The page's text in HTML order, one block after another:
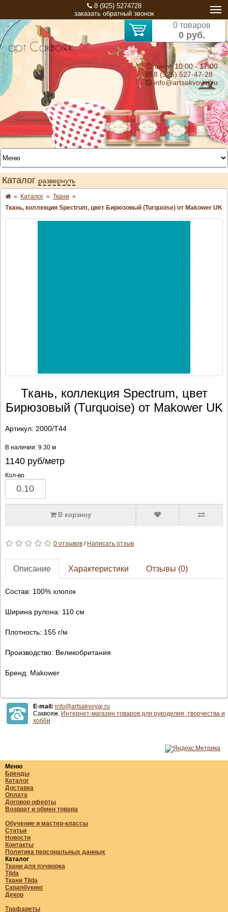
8 (925) 5274728
заказать обратный звонок
0 товаров
0 руб.
⏰ пн-пт 10:00 - 17:00
8 (925) 527-47-28
info@artsakvoyaj.ru
Каталог развернуть
» Каталог » Ткани »
Ткань, коллекция Spectrum, цвет Бирюзовый (Turquoise) от Makower UK
Ткань, коллекция Spectrum, цвет
Бирюзовый (Turquoise) от Makower UK
Артикул: 2000/T44
В наличии: 9.30 м
1140руб/метр
Кол-во
В корзину
0 отзывов/ Написать отзыв
Описание Характеристики Отзывы (0)
Состав: 100% хлопок
Ширина рулона: 110 см
Плотность: 155 г/м
Производство: Великобритания
Бренд: Makower
E-mail: info@artsakvoyaj.ru
Саквояж. Интернет-магазин товаров для рукоделия, творчества и
хобби
Меню
Бренды
Каталог
Доставка
Оплата
Договор оферты
Возврат и обмен товара
Обучение и мастер-классы
Статьи
Новости
Контакты
Политика персональных данных
Каталог
Ткани для пэчворка
Tilda
Ткани Tilda
Скрапбукинг
Декор
Трафареты